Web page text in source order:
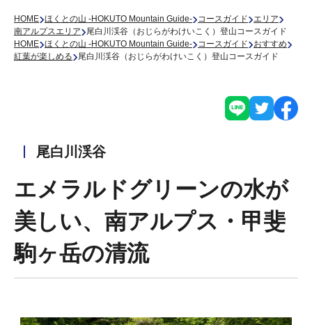
HOME›ほくとの山 -HOKUTO Mountain Guide-›コースガイド›エリア›
南アルプスエリア›尾白川渓谷（おじらがわけいこく）登山コースガイド
HOME›ほくとの山 -HOKUTO Mountain Guide-›コースガイド›おすすめ›
紅葉が楽しめる›尾白川渓谷（おじらがわけいこく）登山コースガイド
尾白川渓谷
エメラルドグリーンの水が
美しい、南アルプス・甲斐
駒ヶ岳の清流